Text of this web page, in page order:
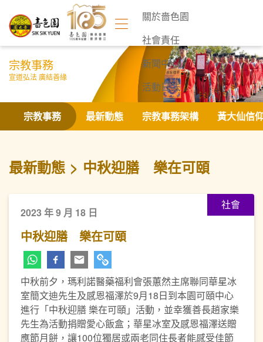
關於嗇色園
社會責任
新聞中心
活動日誌
聯絡我們
宗教事務
宣道弘法 廣結善緣
宗教事務 最新動態 宗教事務架構 黃大仙信
最新動態 中秋迎膳 樂在可頤
社會
2023 年 9 月 18 日
中秋迎膳 樂在可頤
中秋前夕，瑪利諾醫藥福利會張蕙然主席聯同華星冰
室簡文迪先生及感恩福澤於9月18日到本園可頤中心
進行「中秋迎膳 樂在可頤」活動，並幸獲善長趙家樂
先生為活動捐贈愛心飯盒；華星冰室及感恩福澤送贈
應節月餅，讓100位獨居或兩老同住長者能感受佳節